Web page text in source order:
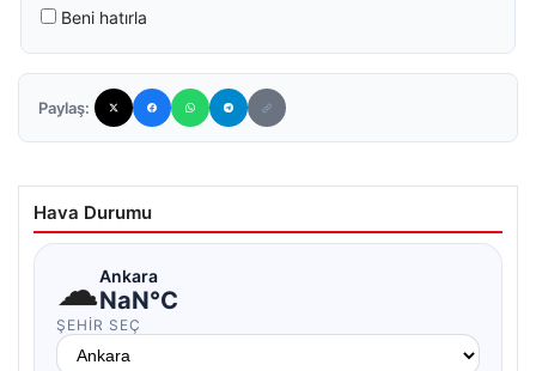
Beni hatırla
Paylaş:
Hava Durumu
☁Ankara
NaN°C
ŞEHIR SEÇ